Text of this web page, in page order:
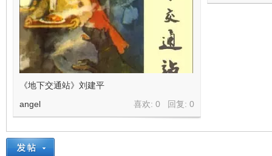
《地下交通站》刘建平
喜欢: 0 回复: 0
angel